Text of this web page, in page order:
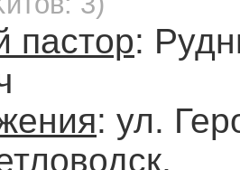
пастор:
: ул.